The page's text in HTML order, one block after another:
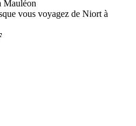
Mauléon
vous voyagez de Niort à